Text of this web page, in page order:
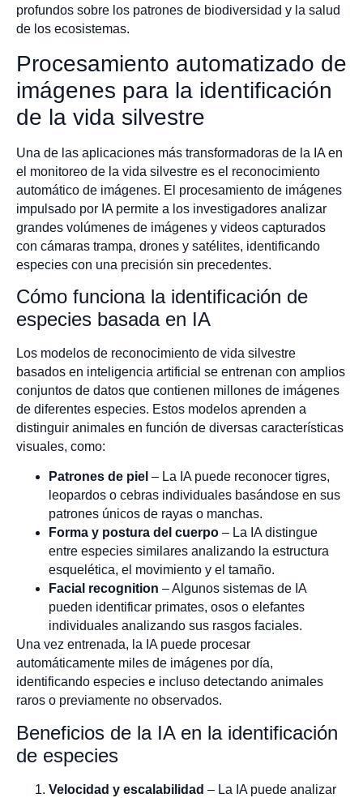
profundos sobre los patrones de biodiversidad y la salud
de los ecosistemas.
Procesamiento automatizado de
imágenes para la identificación
de la vida silvestre
Una de las aplicaciones más transformadoras de la IA en
el monitoreo de la vida silvestre es el reconocimiento
automático de imágenes. El procesamiento de imágenes
impulsado por IA permite a los investigadores analizar
grandes volúmenes de imágenes y videos capturados
con cámaras trampa, drones y satélites, identificando
especies con una precisión sin precedentes.
Cómo funciona la identificación de
especies basada en IA
Los modelos de reconocimiento de vida silvestre
basados en inteligencia artificial se entrenan con amplios
conjuntos de datos que contienen millones de imágenes
de diferentes especies. Estos modelos aprenden a
distinguir animales en función de diversas características
visuales, como:
Patrones de piel – La IA puede reconocer tigres,
leopardos o cebras individuales basándose en sus
patrones únicos de rayas o manchas.
Forma y postura del cuerpo – La IA distingue
entre especies similares analizando la estructura
esquelética, el movimiento y el tamaño.
Facial recognition – Algunos sistemas de IA
pueden identificar primates, osos o elefantes
individuales analizando sus rasgos faciales.
Una vez entrenada, la IA puede procesar
automáticamente miles de imágenes por día,
identificando especies e incluso detectando animales
raros o previamente no observados.
Beneficios de la IA en la identificación
de especies
Velocidad y escalabilidad – La IA puede analizar